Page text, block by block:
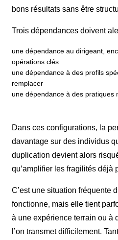
bons résultats sans être
Trois dépendances doivent
une dépendance au dirigeant,
opérations clés
une dépendance à des profils
remplacer
une dépendance à des pratiques
Dans ces configurations, la
davantage sur des individus
duplication devient alors
qu’amplifier les fragilités déjà
C’est une situation fréquente
fonctionne, mais elle tient
à une expérience terrain ou à
l’on transmet difficilement.